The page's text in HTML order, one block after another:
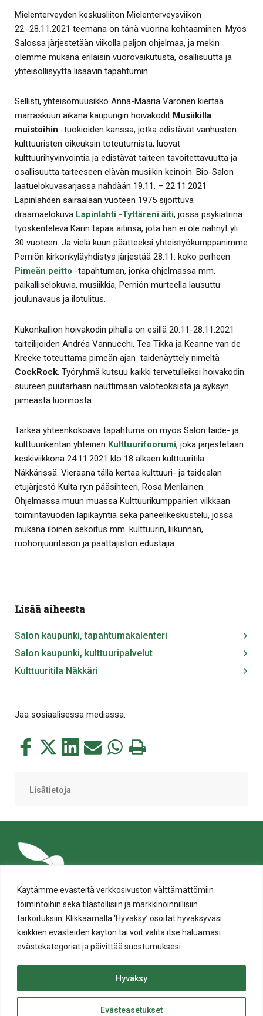
Käytämme evästeitä verkkosivuston välttämättömiin
toimintoihin sekä tilastollisiin ja markkinoinnillisiin
tarkoituksiin. Klikkaamalla ‘Hyväksy’ osoitat hyväksyväsi
kaikkien evästeiden käytön tai voit valita itse haluamasi
evästekategoriat ja päivittää suostumuksesi.
Evästeasetukset
Hyväksy
Mielenterveyden keskusliiton Mielenterveysviikon
22.-28.11.2021 teemana on tänä vuonna kohtaaminen. Myös
Salossa järjestetään viikolla paljon ohjelmaa, ja mekin
olemme mukana erilaisin vuorovaikutusta, osallisuutta ja
yhteisöllisyyttä lisäävin tapahtumin.
Sellisti, yhteisömuusikko Anna-Maaria Varonen kiertää
marraskuun aikana kaupungin hoivakodit Musiikilla
muistoihin -tuokioiden kanssa, jotka edistävät vanhusten
kulttuuristen oikeuksin toteutumista, luovat
kulttuurihyvinvointia ja edistävät taiteen tavoitettavuutta ja
osallisuutta taiteeseen elävän musiikin keinoin. Bio-Salon
laatuelokuvasarjassa nähdään 19.11. – 22.11.2021
Lapinlahden sairaalaan vuoteen 1975 sijoittuva
draamaelokuva Lapinlahti -Tyttäreni äiti, jossa psykiatrina
työskentelevä Karin tapaa äitinsä, jota hän ei ole nähnyt yli
30 vuoteen. Ja vielä kuun päätteeksi yhteistyökumppanimme
Perniön kirkonkyläyhdistys järjestää 28.11. koko perheen
Pimeän peitto -tapahtuman, jonka ohjelmassa mm.
paikalliselokuvia, musiikkia, Perniön murteella lausuttu
joulunavaus ja ilotulitus.
Kukonkallion hoivakodin pihalla on esillä 20.11-28.11.2021
taiteilijoiden Andréa Vannucchi, Tea Tikka ja Keanne van de
Kreeke toteuttama pimeän ajan taidenäyttely nimeltä
CockRock. Työryhmä kutsuu kaikki tervetulleiksi hoivakodin
suureen puutarhaan nauttimaan valoteoksista ja syksyn
pimeästä luonnosta.
Tärkeä yhteenkokoava tapahtuma on myös Salon taide- ja
kulttuurikentän yhteinen Kulttuurifoorumi, joka järjestetään
keskiviikkona 24.11.2021 klo 18 alkaen kulttuuritila
Näkkärissä. Vieraana tällä kertaa kulttuuri- ja taidealan
etujärjestö Kulta ry:n pääsihteeri, Rosa Meriläinen.
Ohjelmassa muun muassa Kulttuurikumppanien vilkkaan
toimintavuoden läpikäyntiä sekä paneelikeskustelu, jossa
mukana iloinen sekoitus mm. kulttuurin, liikunnan,
ruohonjuuritason ja päättäjistön edustajia.
Lisää aiheesta
Salon kaupunki, tapahtumakalenteri
Salon kaupunki, kulttuuripalvelut
Kulttuuritila Näkkäri
Jaa sosiaalisessa mediassa:
Jaa
Jaa
Jaa Jaa Jaa Tulosta
Lisätietoja